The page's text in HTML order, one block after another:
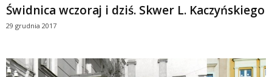
Świdnica wczoraj i dziś. Skwer L. Kaczyńskiego
29 grudnia 2017